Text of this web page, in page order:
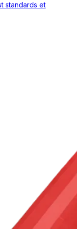
standards et